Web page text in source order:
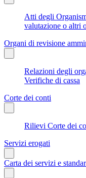
Atti degli
valutazione o altri
Organi di revisione
Relazioni degli
Verifiche di cassa
Corte dei conti
Rilievi Corte dei
Servizi erogati
Carta dei servizi e